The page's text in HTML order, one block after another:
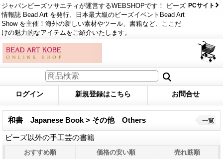
ジャパンビーズソサエティが運営するWEBSHOPです！ ビーズ
情報誌 Bead Art を発行、日本最大級のビーズイベントBead Art
Show を主催！海外の新しい素材やツール、書籍など、ここだ
けの魅力的なアイテムをご紹介いたします。
PCサイト
ログイン 新規登録はこちら お問合せ
和書 Japanese Book > その他 Others
ビーズ以外の手工芸の書籍
一覧
おすすめ順 価格の安い順 売れ筋順